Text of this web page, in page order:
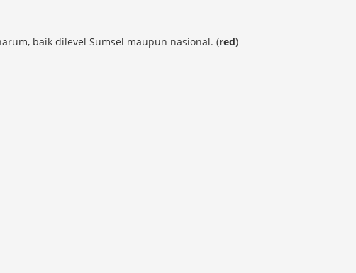
baik dilevel Sumsel maupun nasional. (red)